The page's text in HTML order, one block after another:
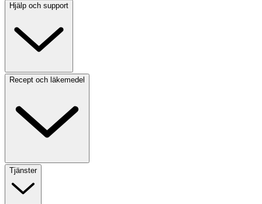
Hjälp och support
Recept och läkemedel
Tjänster